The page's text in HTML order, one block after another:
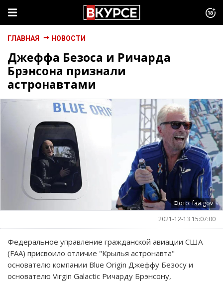
ГЛАВНАЯ НОВОСТИ
Джеффа Безоса и Ричарда
Брэнсона признали
астронавтами
Фото: faa.gov
2021-12-13 15:07:00
Федеральное управление гражданской авиации США
(FAA) присвоило отличие "Крылья астронавта"
основателю компании Blue Origin Джеффу Безосу и
основателю Virgin Galactic Ричарду Брэнсону,